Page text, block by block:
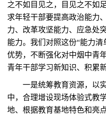
之不如目见之，目见之不如
求年轻干部要提高政治能力
力、改革攻坚能力、应急处
能力。我们对照这份“能力
优势，不断强化对中烟中青
青年干部学习新知识、积累
一是统筹教育资源，以实
中，合理增设现场体验式教
地、根据教育基地特色和亮